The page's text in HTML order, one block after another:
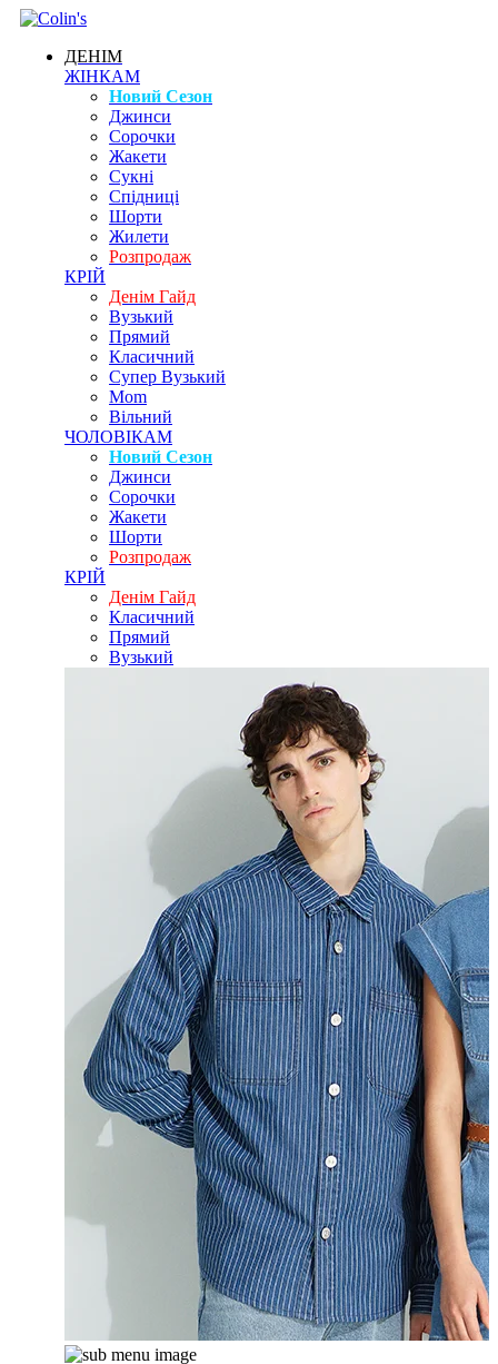
ДЕНІМ
ЖІНКАМ
Новий Сезон
Джинси
Сорочки
Жакети
Сукні
Спідниці
Шорти
Жилети
Розпродаж
КРІЙ
Денім Гайд
Вузький
Прямий
Класичний
Супер Вузький
Mom
Вільний
ЧОЛОВІКАМ
Новий Сезон
Джинси
Сорочки
Жакети
Шорти
Розпродаж
КРІЙ
Денім Гайд
Класичний
Прямий
Вузький